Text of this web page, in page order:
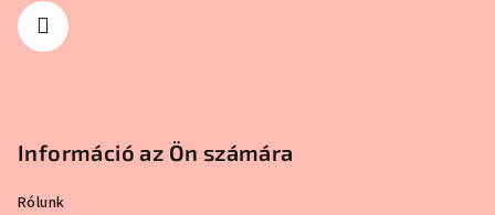
Információ az Ön számára
Rólunk